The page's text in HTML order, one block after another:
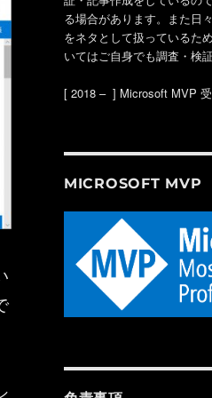
る場合があります。また日
をネタとして扱っているた
いてはご自身でも調査・検
[ 2018 – ] Microsoft MVP
MICROSOFT MVP